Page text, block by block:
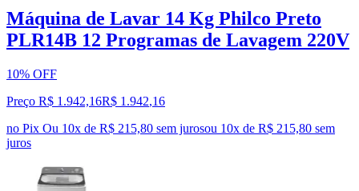
Máquina de Lavar 14 Kg Philco Preto
PLR14B 12 Programas de Lavagem 220V
10% OFF
Preço R$ 1.942,16R$ 1.942,16
no Pix Ou 10x de R$ 215,80 sem jurosou 10x de R$ 215,80 sem
juros